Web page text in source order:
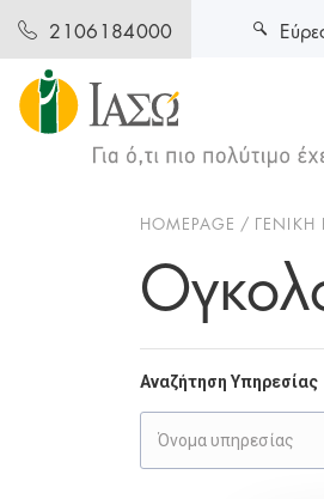
2106184000
HOMEPAGE ΓΕΝΙΚΗ
Αναζήτηση Υπηρεσίας